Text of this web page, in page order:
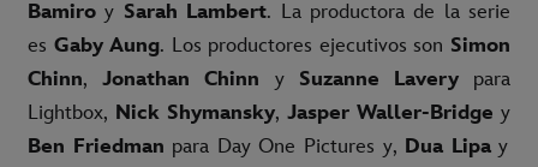
Bamiro y Sarah Lambert. La productora de la serie
es Gaby Aung. Los productores ejecutivos son Simon
Chinn,Jonathan Chinn y Suzanne Laverypara
Lightbox, Nick Shymansky, Jasper Waller-Bridge y
Ben Friedman para Day One Pictures y, Dua Lipay